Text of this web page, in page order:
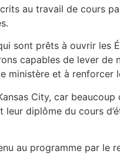
au travail de cours
sont prêts à ouvrir les
capables de lever
ministère et à renforcer
City, car
leur diplôme du cours
au programme par le